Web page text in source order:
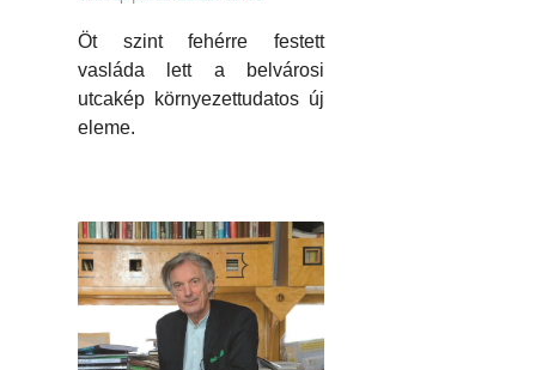
Öt szint fehérre festett
vasláda lett a belvárosi
utcakép környezettudatos új
eleme.